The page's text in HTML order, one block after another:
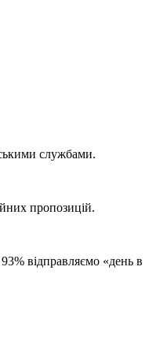
службами.
пропозицій.
відправляємо «день в